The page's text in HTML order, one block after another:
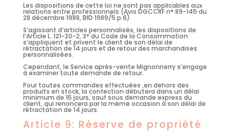
Les dispositions de cette loi ne sont pas applicables aux
relations entre professionnels (Avis DGCCRF n° 89-145 du
28 décembre 1988, BID 1989/5 p.6).
S’agissant d’articles personnalisés, les dispositions de
l’Article L. 121-20-2, 3° du Code de la Consommation
s’appliquent et privent le client de son délai de
rétractation de 14 jours et de retour des marchandises
personnalisées.
Cependant, le Service après-vente Mignonnerry s’engage
à examiner toute demande de retour.
Pour toutes commandes effectuées ,en dehors des
produits en stock, la confection débutera dans un délai
minimum de 15 jours, sauf sous demande express du
client, qui renoncera par la même occasion à son délai de
rétractation de 14 jours.
Article 9: Réserve de propriété